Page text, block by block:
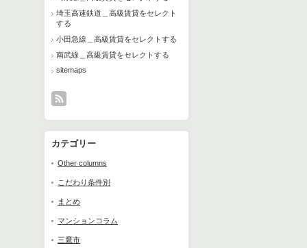
埼玉高速鉄道＿高級賃貸をセレクト
する
小田急線＿高級賃貸をセレクトする
南武線＿高級賃貸をセレクトする
sitemaps
カテゴリー
Other columns
こだわり条件別
まとめ
マンションコラム
三鷹市